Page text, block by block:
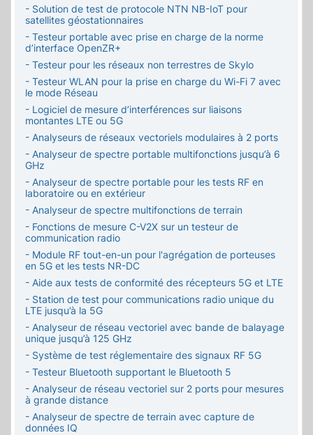
- Solution de test de protocole NTN NB-IoT pour
satellites géostationnaires
- Testeur portable avec prise en charge de la norme
d’interface OpenZR+
- Testeur pour les réseaux non terrestres de Skylo
- Testeur WLAN pour la prise en charge du Wi-Fi 7 avec
le mode Réseau
- Logiciel de mesure d’interférences sur liaisons
montantes LTE ou 5G
- Analyseurs de réseaux vectoriels modulaires à 2 ports
- Analyseur de spectre portable multifonctions jusqu’à 6
GHz
- Analyseur de spectre portable pour les tests RF en
laboratoire ou en extérieur
- Analyseur de spectre multifonctions de terrain
- Fonctions de mesure C-V2X sur un testeur de
communication radio
- Module RF tout-en-un pour l'agrégation de porteuses
en 5G et les tests NR-DC
- Aide aux tests de conformité des récepteurs 5G et LTE
- Station de test pour communications radio unique du
LTE jusqu’à la 5G
- Analyseur de réseau vectoriel avec bande de balayage
unique jusqu’à 125 GHz
- Système de test réglementaire des signaux RF 5G
- Testeur Bluetooth supportant le Bluetooth 5
- Analyseur de réseau vectoriel sur 2 ports pour mesures
à grande distance
- Analyseur de spectre de terrain avec capture de
données IQ